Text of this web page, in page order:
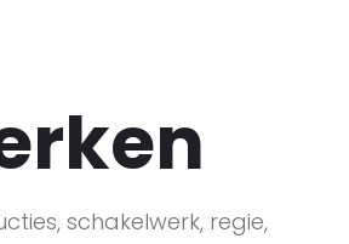
schakelwerk, regie,